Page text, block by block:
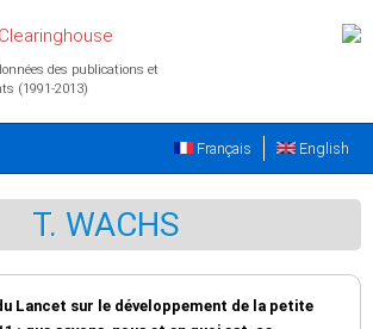
des publications et
(1991-2013)
English
Français
T. WACHS
Lancet sur le développement de la petite